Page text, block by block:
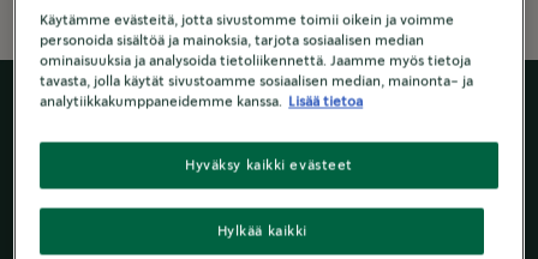
Käytämme evästeitä, jotta sivustomme toimii oikein ja voimme
personoida sisältöä ja mainoksia, tarjota sosiaalisen median
ominaisuuksia ja analysoida tietoliikennettä. Jaamme myös tietoja
tavasta, jolla käytät sivustoamme sosiaalisen median, mainonta- ja
analytiikkakumppaneidemme kanssa.
Lisää tietoa
Hylkää kaikki
Hyväksy kaikki evästeet